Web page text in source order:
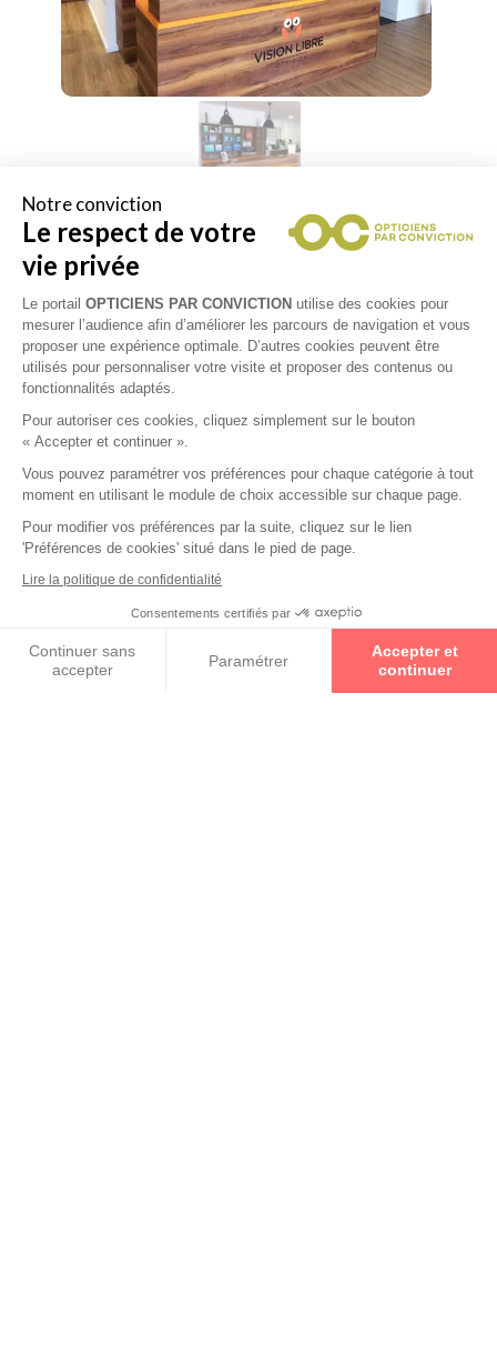
RETOUR VERS LA LISTE DES
RÉSULTATS
Un Opticien Par Conviction est un spécialiste proche de
vous géographiquement et humainement. Avec 2 000
toujours un Opticien Par Conviction pour mettre à votre
prestation la plus personnalisée possible.
En savoir +
Notre conviction
Le respect de votre
vie privée
Le portail OPTICIENS PAR CONVICTION utilise des cookies pour
mesurer l’audience afin d’améliorer les parcours de navigation et vous
proposer une expérience optimale. D’autres cookies peuvent être
utilisés pour personnaliser votre visite et proposer des contenus ou
fonctionnalités adaptés.
Pour autoriser ces cookies, cliquez simplement sur le bouton
« Accepter et continuer ».
Vous pouvez paramétrer vos préférences pour chaque catégorie à tout
moment en utilisant le module de choix accessible sur chaque page.
Pour modifier vos préférences par la suite, cliquez sur le lien
'Préférences de cookies' situé dans le pied de page.
Lire la politique de confidentialité
Consentements certifiés par
Continuer sans
accepter
Paramétrer
Accepter et
continuer